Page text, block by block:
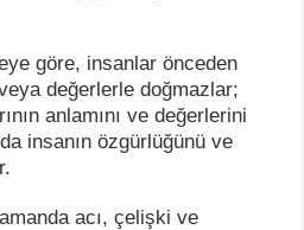
göre, insanlar önceden
değerlerle doğmazlar;
anlamını ve değerlerini
insanın özgürlüğünü ve
acı, çelişki ve